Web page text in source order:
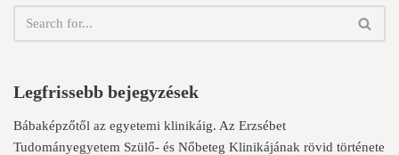
Legfrissebb bejegyzések
Bábaképzőtől az egyetemi klinikáig. Az Erzsébet
Tudományegyetem Szülő- és Nőbeteg Klinikájának rövid története